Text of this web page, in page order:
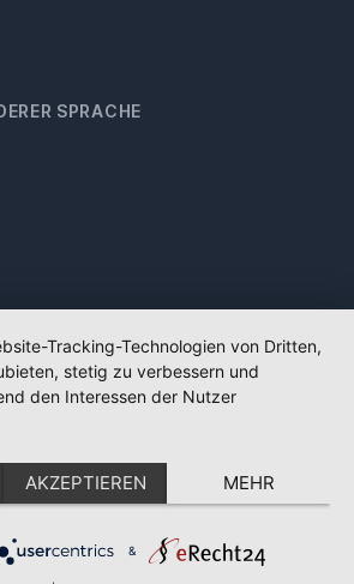
SPRACHE
Tracking-Technologien von Dritten,
stetig zu verbessern und
den Interessen der Nutzer
AKZEPTIEREN MEHR
&